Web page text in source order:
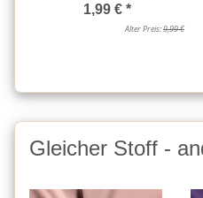
1,99 € *
Alter Preis:9,99 €
Gleicher Stoff -